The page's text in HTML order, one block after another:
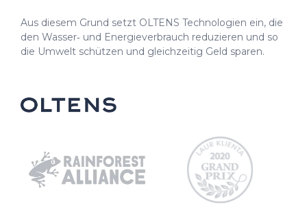
Aus diesem Grund setzt OLTENS Technologien ein, die
den Wasser‑ und Energieverbrauch reduzieren und so
die Umwelt schützen und gleichzeitig Geld sparen.